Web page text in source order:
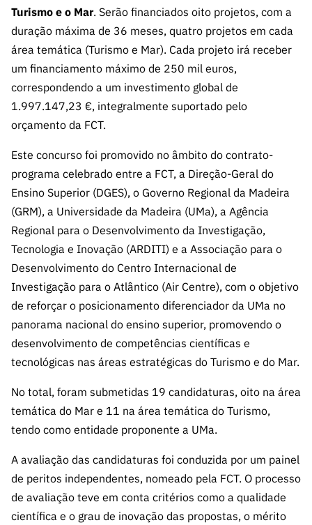
públicas
Manifesta
ções de
Interesse
FCCN,
serviços
Canais de
Denúncia
s
Apoios
PRR –
“Ciência +
Digital” e
“Ciência +
Capacitaç
Turismo e o Mar. Serão financiados oito projetos, com a
duração máxima de 36 meses, quatro projetos em cada
área temática (Turismo e Mar). Cada projeto irá receber
um financiamento máximo de 250 mil euros,
correspondendo a um investimento global de
1.997.147,23 €, integralmente suportado pelo
orçamento da FCT.
Este concurso foi promovido no âmbito do contrato-
programa celebrado entre a FCT, a Direção-Geral do
Ensino Superior (DGES), o Governo Regional da Madeira
(GRM), a Universidade da Madeira (UMa), a Agência
Regional para o Desenvolvimento da Investigação,
Tecnologia e Inovação (ARDITI) e a Associação para o
Desenvolvimento do Centro Internacional de
Investigação para o Atlântico (Air Centre), com o objetivo
de reforçar o posicionamento diferenciador da UMa no
panorama nacional do ensino superior, promovendo o
desenvolvimento de competências científicas e
tecnológicas nas áreas estratégicas do Turismo e do Mar.
No total, foram submetidas 19 candidaturas, oito na área
temática do Mar e 11 na área temática do Turismo,
tendo como entidade proponente a UMa.
A avaliação das candidaturas foi conduzida por um painel
de peritos independentes, nomeado pela FCT. O processo
de avaliação teve em conta critérios como a qualidade
científica e o grau de inovação das propostas, o mérito